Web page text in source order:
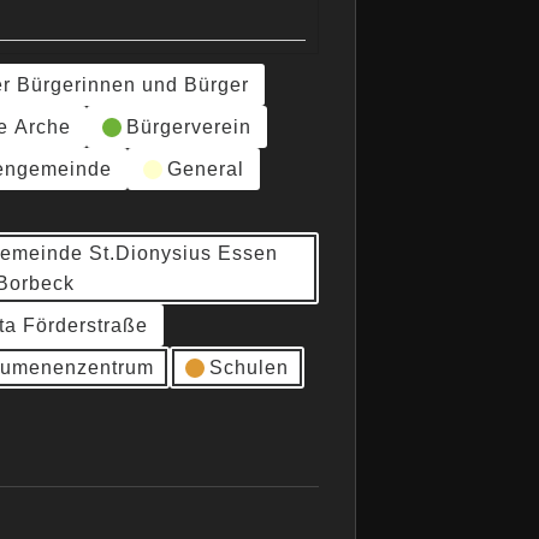
Bürgerinnen und Bürger
Arche Bürgerverein
General
St.Dionysius Essen
Förderstraße
Schulen